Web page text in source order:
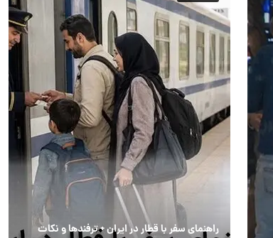
راهنمای سفر با قطار در ایران + ترفندها و نکات